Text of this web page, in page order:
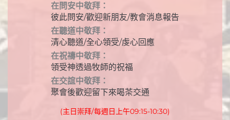
在問安中敬拜：
彼此問安/歡迎新朋友/教會消息報告
在聽道中敬拜：
清心聽道/全心領受/虔心回應
在祝禱中敬拜：
領受神透過牧師的祝福
在交誼中敬拜：
聚會後歡迎留下來喝茶交通
(主日崇拜/每週日上午09:15-10:30)